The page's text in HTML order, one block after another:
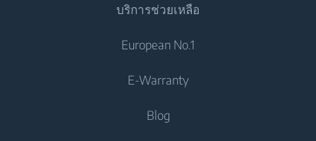
เตาอบขนาดเล็ก
เตาอุ่นภาชนะอาหาร
เครื่องซักและอบผ้าแบบตั้งอิสระ
เครื่องอบผ้า
เตาอุ่นภาชนะอาหาร
เตาดูดควัน
เครื่องล้างจาน
แอร์
เครื่องทำน้ำอุ่น
เครื่องดูดฝุ่น
ติดต่อเรา
เกี่ยวกับเรา
บริการช่วยเหลือ
European No.1
E-Warranty
Blog